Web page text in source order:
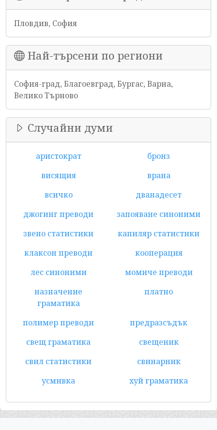
Пловдив, София
Най-търсени по региони
София-град, Благоевград, Бургас, Варна,
Велико Търново
Случайни думи
аристократ
бронз
висящия
врана
всичко
дванадесет
джогинг преводи
запояване синоними
звено статистики
капиляр статистики
клаксон преводи
кооперация
лес синоними
момиче преводи
назначение
граматика
платно
полимер преводи
предразсъдък
свещ граматика
свещеник
свил статистики
свинарник
усмивка
хуй граматика